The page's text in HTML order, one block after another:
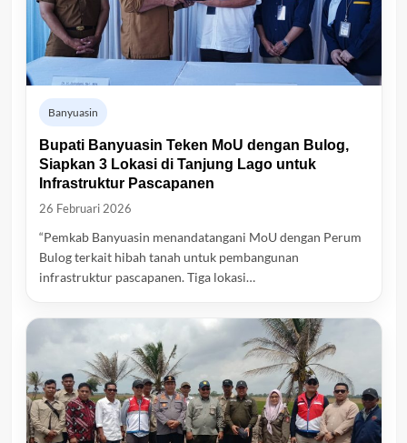
Banyuasin
Bupati Banyuasin Teken MoU dengan Bulog,
Siapkan 3 Lokasi di Tanjung Lago untuk
Infrastruktur Pascapanen
26 Februari 2026
“Pemkab Banyuasin menandatangani MoU dengan Perum
Bulog terkait hibah tanah untuk pembangunan
infrastruktur pascapanen. Tiga lokasi…